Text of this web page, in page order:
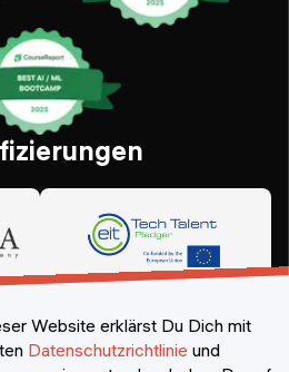
Website erklärst Du Dich mit
Datenschutzrichtlinie und